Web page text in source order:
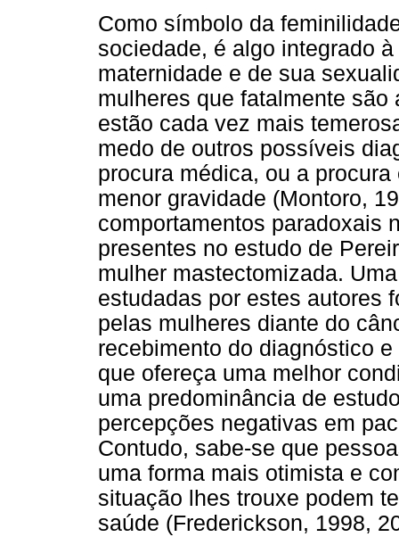
Como símbolo da
sociedade, é algo integrado
maternidade e de sua
mulheres que fatalmente
estão cada vez mais
medo de outros possíveis
procura médica, ou a
menor gravidade (Montoro,
comportamentos paradoxais
presentes no estudo de
mulher mastectomizada.
estudadas por estes autores
pelas mulheres diante do
recebimento do diagnóstico
que ofereça uma melhor
uma predominância de
percepções negativas em
Contudo, sabe-se que
uma forma mais otimista e
situação lhes trouxe podem
saúde (Frederickson, 1998,